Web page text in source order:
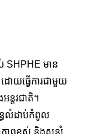
ាប់ SHPHE មាន
យធ្វើការជាមួយ
តរជាតិ។
ធលំដាប់កំពូល
ពខ្ពស់ និងសន្សំ